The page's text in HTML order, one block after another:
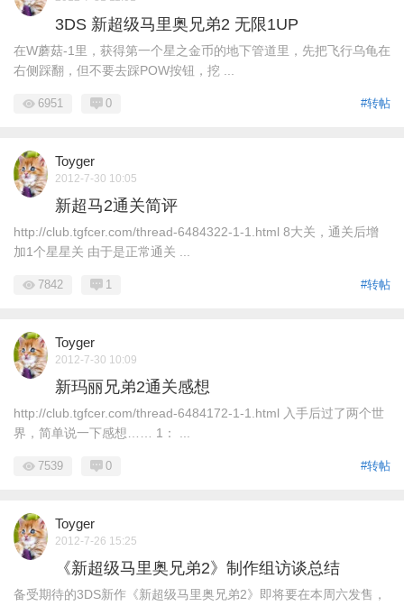
3DS 新超级马里奥兄弟2 无限1UP
在W蘑菇-1里，获得第一个星之金币的地下管道里，先把飞行乌龟在
右侧踩翻，但不要去踩POW按钮，挖 ...
#转帖
6951 0
Toyger
2012-7-30 10:05
新超马2通关简评
http://club.tgfcer.com/thread-6484322-1-1.html 8大关，通关后增
加1个星星关 由于是正常通关 ...
#转帖
7842 1
Toyger
2012-7-30 10:09
新玛丽兄弟2通关感想
http://club.tgfcer.com/thread-6484172-1-1.html 入手后过了两个世
界，简单说一下感想…… 1： ...
#转帖
7539 0
Toyger
2012-7-26 15:25
《新超级马里奥兄弟2》制作组访谈总结
备受期待的3DS新作《新超级马里奥兄弟2》即将要在本周六发售，